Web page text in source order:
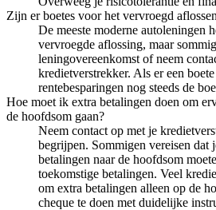
Zijn er boetes voor het vervroegd
De meeste moderne autoleningen
vervroegde aflossing, maar
leningovereenkomst of neem
kredietverstrekker. Als er een
rentebesparingen nog steeds de
Hoe moet ik extra betalingen doen om
de hoofdsom gaan?
Neem contact op met je
begrijpen. Sommigen vereisen dat
betalingen naar de hoofdsom
toekomstige betalingen. Veel
om extra betalingen alleen op de
cheque te doen met duidelijke